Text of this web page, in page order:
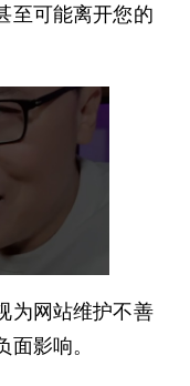
至可能离开您的
为网站维护不善
影响。